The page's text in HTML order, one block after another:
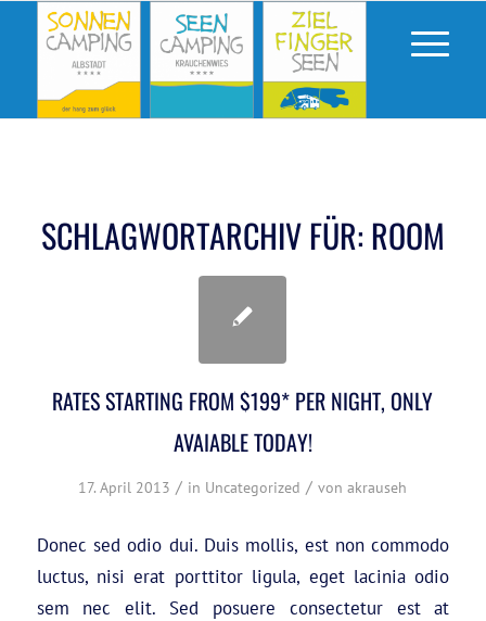
SCHLAGWORTARCHIV FÜR: ROOM
RATES STARTING FROM $199* PER NIGHT, ONLY
AVAIABLE TODAY!
17. April 2013 / in Uncategorized / vonakrauseh
Donec sed odio dui. Duis mollis, est non commodo
luctus, nisi erat porttitor ligula, eget lacinia odio
sem nec elit. Sed posuere consectetur est at